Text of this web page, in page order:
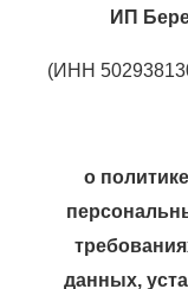
ИП
(ИНН
о
данных,